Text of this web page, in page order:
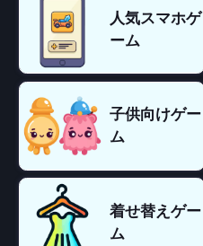
人気スマホゲ
ーム
子供向けゲー
ム
着せ替えゲー
ム